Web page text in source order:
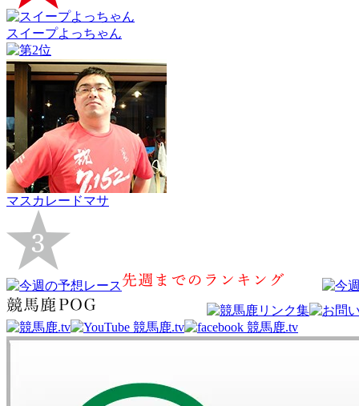
スイープよっちゃん
マスカレードマサ